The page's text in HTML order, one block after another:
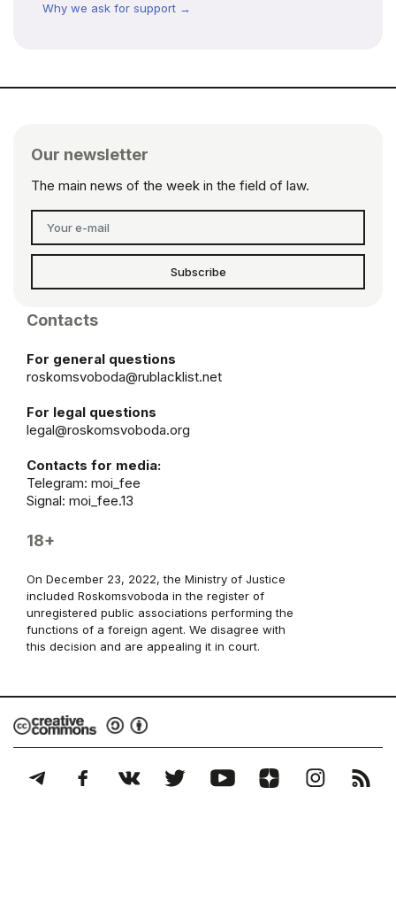
Why we ask for support →
Our newsletter
The main news of the week in the field of law.
Subscribe
Contacts
For general questions
roskomsvoboda@rublacklist.net
For legal questions
legal@roskomsvoboda.org
Contacts for media:
Telegram: moi_fee
Signal: moi_fee.13
18+
On December 23, 2022, the Ministry of Justice
included Roskomsvoboda in the register of
unregistered public associations performing the
functions of a foreign agent. We disagree with
this decision and are appealing it in court.